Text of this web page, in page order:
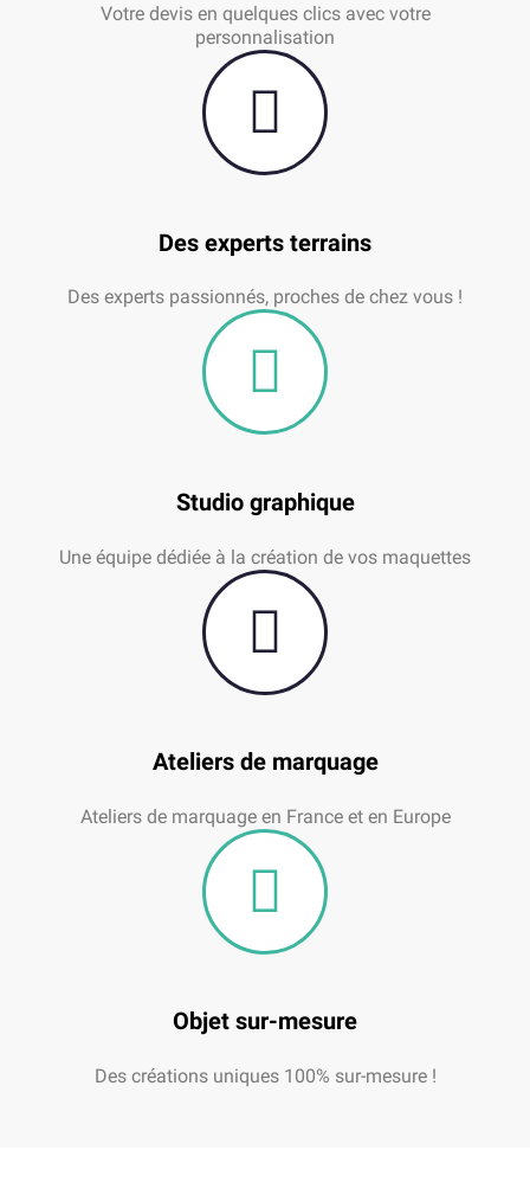
Votre devis en quelques clics avec votre
personnalisation
Des experts terrains
Des experts passionnés, proches de chez vous !
Studio graphique
Une équipe dédiée à la création de vos maquettes
Ateliers de marquage
Ateliers de marquage en France et en Europe
Objet sur-mesure
Des créations uniques 100% sur-mesure !